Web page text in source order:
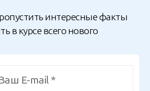
интересные факты
в курсе всего нового